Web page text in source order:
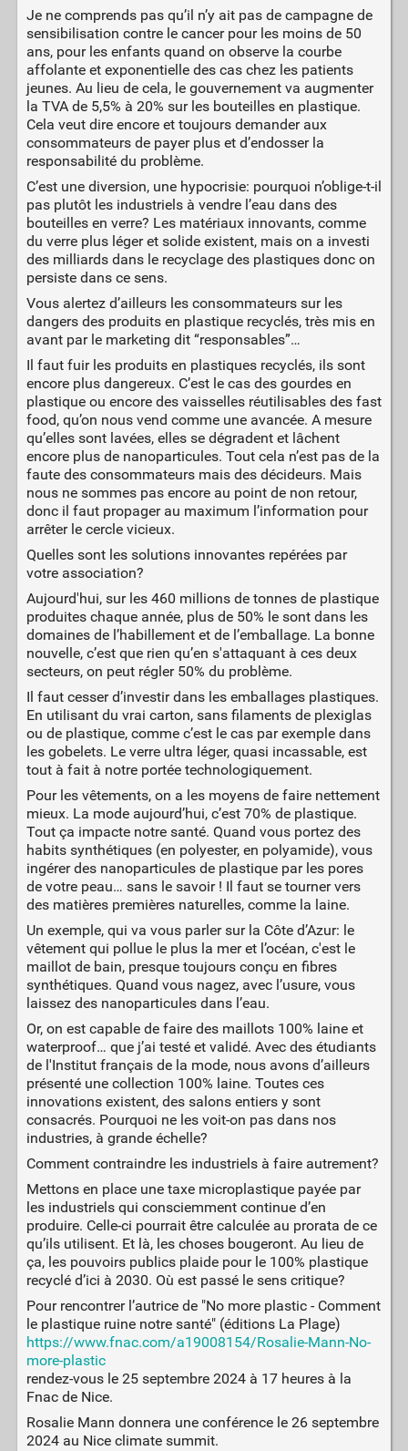
Je ne comprends pas qu’il n’y ait pas de campagne de
sensibilisation contre le cancer pour les moins de 50
ans, pour les enfants quand on observe la courbe
affolante et exponentielle des cas chez les patients
jeunes. Au lieu de cela, le gouvernement va augmenter
la TVA de 5,5% à 20% sur les bouteilles en plastique.
Cela veut dire encore et toujours demander aux
consommateurs de payer plus et d’endosser la
responsabilité du problème.
C’est une diversion, une hypocrisie: pourquoi n’oblige-t-il
pas plutôt les industriels à vendre l’eau dans des
bouteilles en verre? Les matériaux innovants, comme
du verre plus léger et solide existent, mais on a investi
des milliards dans le recyclage des plastiques donc on
persiste dans ce sens.
Vous alertez d’ailleurs les consommateurs sur les
dangers des produits en plastique recyclés, très mis en
avant par le marketing dit “responsables”…
Il faut fuir les produits en plastiques recyclés, ils sont
encore plus dangereux. C’est le cas des gourdes en
plastique ou encore des vaisselles réutilisables des fast
food, qu’on nous vend comme une avancée. A mesure
qu’elles sont lavées, elles se dégradent et lâchent
encore plus de nanoparticules. Tout cela n’est pas de la
faute des consommateurs mais des décideurs. Mais
nous ne sommes pas encore au point de non retour,
donc il faut propager au maximum l’information pour
arrêter le cercle vicieux.
Quelles sont les solutions innovantes repérées par
votre association?
Aujourd'hui, sur les 460 millions de tonnes de plastique
produites chaque année, plus de 50% le sont dans les
domaines de l’habillement et de l’emballage. La bonne
nouvelle, c’est que rien qu’en s'attaquant à ces deux
secteurs, on peut régler 50% du problème.
Il faut cesser d’investir dans les emballages plastiques.
En utilisant du vrai carton, sans filaments de plexiglas
ou de plastique, comme c’est le cas par exemple dans
les gobelets. Le verre ultra léger, quasi incassable, est
tout à fait à notre portée technologiquement.
Pour les vêtements, on a les moyens de faire nettement
mieux. La mode aujourd’hui, c’est 70% de plastique.
Tout ça impacte notre santé. Quand vous portez des
habits synthétiques (en polyester, en polyamide), vous
ingérer des nanoparticules de plastique par les pores
de votre peau… sans le savoir ! Il faut se tourner vers
des matières premières naturelles, comme la laine.
Un exemple, qui va vous parler sur la Côte d’Azur: le
vêtement qui pollue le plus la mer et l’océan, c'est le
maillot de bain, presque toujours conçu en fibres
synthétiques. Quand vous nagez, avec l’usure, vous
laissez des nanoparticules dans l’eau.
Or, on est capable de faire des maillots 100% laine et
waterproof… que j’ai testé et validé. Avec des étudiants
de l'Institut français de la mode, nous avons d’ailleurs
présenté une collection 100% laine. Toutes ces
innovations existent, des salons entiers y sont
consacrés. Pourquoi ne les voit-on pas dans nos
industries, à grande échelle?
Comment contraindre les industriels à faire autrement?
Mettons en place une taxe microplastique payée par
les industriels qui consciemment continue d’en
produire. Celle-ci pourrait être calculée au prorata de ce
qu’ils utilisent. Et là, les choses bougeront. Au lieu de
ça, les pouvoirs publics plaide pour le 100% plastique
recyclé d’ici à 2030. Où est passé le sens critique?
Pour rencontrer l’autrice de "No more plastic - Comment
le plastique ruine notre santé" (éditions La Plage)
https://www.fnac.com/a19008154/Rosalie-Mann-No-
more-plastic
rendez-vous le 25 septembre 2024 à 17 heures à la
Fnac de Nice.
Rosalie Mann donnera une conférence le 26 septembre
2024 au Nice climate summit.